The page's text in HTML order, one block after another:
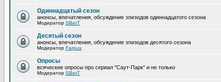
Одиннадцатый сезон
анонсы, впечатления, обсуждение эпизодов одиннадцатого сезона
Модератор SBerT
Десятый сезон
анонсы, впечатления, обсуждение эпизодов десятого сезона
Модератор Fargus
Опросы
всяческие опросы про сериал "Саут-Парк" и не только
Модератор SBerT